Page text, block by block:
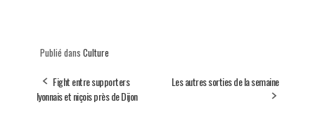
Publié dans Culture
Fight entre supporters
lyonnais et niçois près de Dijon
Les autres sorties de la semaine